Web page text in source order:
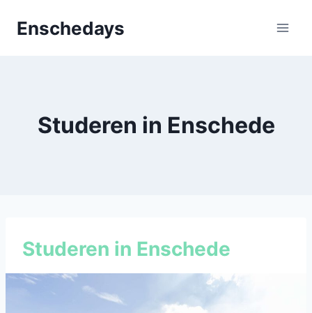
naarEnschedays
Studeren in Enschede
Studeren in Enschede